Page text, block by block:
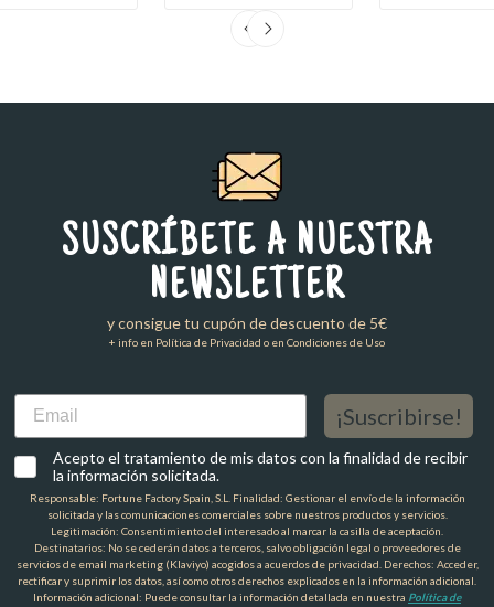
SUSCRÍBETE A NUESTRA
NEWSLETTER
y consigue tu cupón de descuento de 5€
+ info en Política de Privacidad o en Condiciones de Uso
Email
¡Suscribirse!
Acepto el tratamiento de mis datos con la finalidad de recibir
la información solicitada.
Responsable: Fortune Factory Spain, S.L. Finalidad: Gestionar el envío de la información
solicitada y las comunicaciones comerciales sobre nuestros productos y servicios.
Legitimación: Consentimiento del interesado al marcar la casilla de aceptación.
Destinatarios: No se cederán datos a terceros, salvo obligación legal o proveedores de
servicios de email marketing (Klaviyo) acogidos a acuerdos de privacidad. Derechos: Acceder,
rectificar y suprimir los datos, así como otros derechos explicados en la información adicional.
Información adicional: Puede consultar la información detallada en nuestra Política de